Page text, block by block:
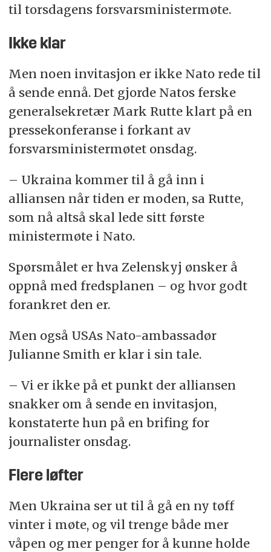
til torsdagens forsvarsministermøte.
Ikke klar
Men noen invitasjon er ikke Nato rede til
å sende ennå. Det gjorde Natos ferske
generalsekretær Mark Rutte klart på en
pressekonferanse i forkant av
forsvarsministermøtet onsdag.
– Ukraina kommer til å gå inn i
alliansen når tiden er moden, sa Rutte,
som nå altså skal lede sitt første
ministermøte i Nato.
Spørsmålet er hva Zelenskyj ønsker å
oppnå med fredsplanen – og hvor godt
forankret den er.
Men også USAs Nato-ambassadør
Julianne Smith er klar i sin tale.
– Vi er ikke på et punkt der alliansen
snakker om å sende en invitasjon,
konstaterte hun på en brifing for
journalister onsdag.
Flere løfter
Men Ukraina ser ut til å gå en ny tøff
vinter i møte, og vil trenge både mer
våpen og mer penger for å kunne holde